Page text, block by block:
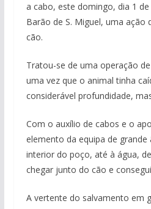
a cabo, este domingo, dia 1
Barão de S. Miguel, uma ação
cão.
Tratou-se de uma operação
uma vez que o animal tinha
considerável profundidade,
Com o auxílio de cabos e o
elemento da equipa de grande
interior do poço, até à água,
chegar junto do cão e
A vertente do salvamento em